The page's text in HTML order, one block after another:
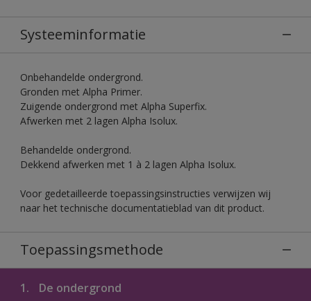
Systeeminformatie
Onbehandelde ondergrond.
Gronden met Alpha Primer.
Zuigende ondergrond met Alpha Superfix.
Afwerken met 2 lagen Alpha Isolux.
Behandelde ondergrond.
Dekkend afwerken met 1 à 2 lagen Alpha Isolux.
Voor gedetailleerde toepassingsinstructies verwijzen wij
naar het technische documentatieblad van dit product.
Toepassingsmethode
1. De ondergrond